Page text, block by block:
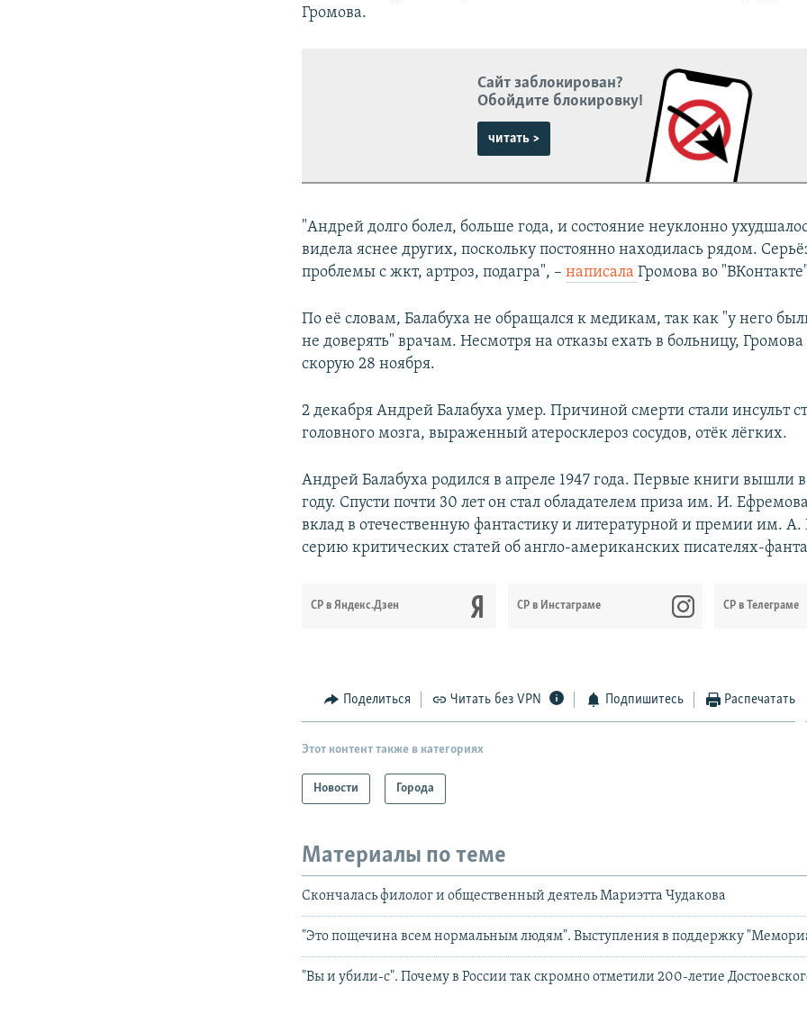
Громова.
Сайт заблокирован?
Обойдите блокировку!
читать >
"Андрей долго болел, больше года, и состояние неуклонно
видела яснее других, поскольку постоянно находилась рядом.
проблемы с жкт, артроз, подагра", –написалаГромова во
По её словам, Балабуха не обращался к медикам, так как "у него
не доверять" врачам. Несмотря на отказы ехать в больницу, Громова
скорую 28 ноября.
2 декабря Андрей Балабуха умер. Причиной смерти стали инсульт
головного мозга, выраженный атеросклероз сосудов, отёк лёгких.
Андрей Балабуха родился в апреле 1947 года. Первые книги вышли в
году. Спусти почти 30 лет он стал обладателем приза им. И.
вклад в отечественную фантастику и литературной и премии им. А.
серию критических статей об англо-американских писателях-
СР в Яндекс.Дзен CР в Инстаграме СР в Телеграме
Поделиться Читать без VPN Подпишитесь Распечатать
Этот контент также в категориях
Новости Города
Материалы по теме
Скончалась филолог и общественный деятель Мариэтта Чудакова
"Это пощечина всем нормальным людям". Выступления в поддержку
"Вы и убили-с". Почему в России так скромно отметили 200-летие